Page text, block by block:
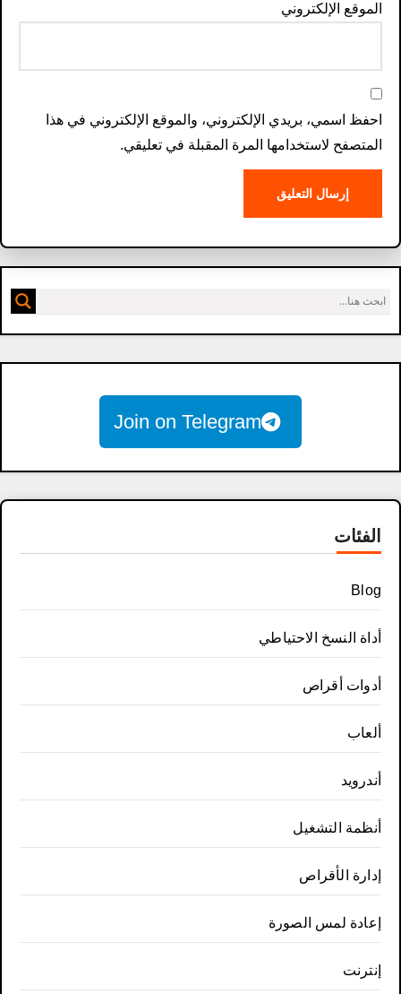
الموقع الإلكتروني
احفظ اسمي، بريدي الإلكتروني، والموقع الإلكتروني في هذا
المتصفح لاستخدامها المرة المقبلة في تعليقي.
Join on Telegram
الفئات
Blog
أداة النسخ الاحتياطي
أدوات أقراص
ألعاب
أندرويد
أنظمة التشغيل
إدارة الأقراص
إعادة لمس الصورة
إنترنت